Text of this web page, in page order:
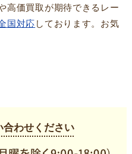
高価買取が期待できるレー
国対応 しております。お気
合わせください